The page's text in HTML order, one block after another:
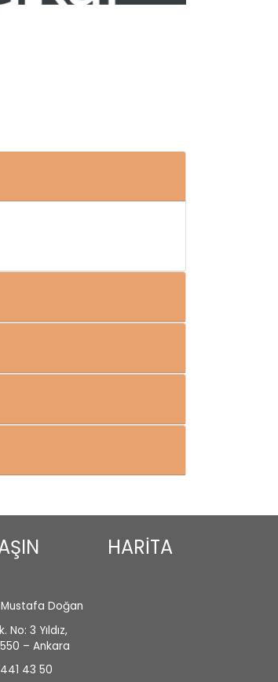
Doğan
No: 3 Yıldız,
– Ankara
43 50
HARİTA